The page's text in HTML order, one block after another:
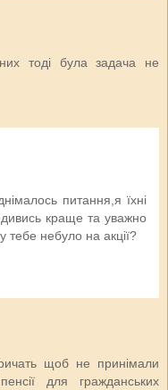
тоді була задача не
питання,я їхні
краще та уважно
тебе небуло на акції?
щоб не принімали
для гражданських